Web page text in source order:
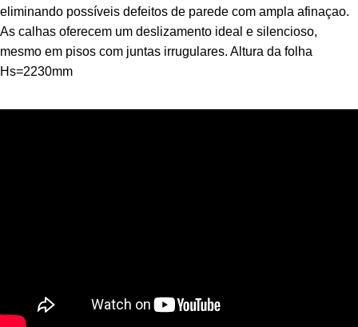
eliminando possíveis defeitos de parede com ampla afinaçao.
As calhas oferecem um deslizamento ideal e silencioso,
mesmo em pisos com juntas irrugulares. Altura da folha
Hs=2230mm